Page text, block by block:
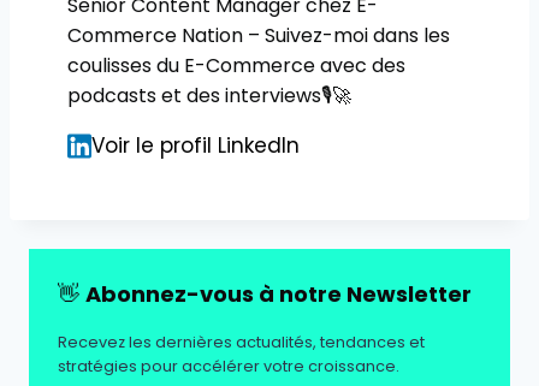
Senior Content Manager chez E-
Commerce Nation – Suivez-moi dans les
coulisses du E-Commerce avec des
podcasts et des interviews🎙🚀
Voir le profil LinkedIn
👋 Abonnez-vous à notre Newsletter
Recevez les dernières actualités, tendances et
stratégies pour accélérer votre croissance.